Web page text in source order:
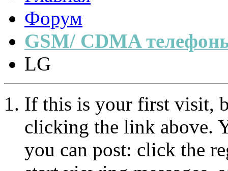
Форум
GSM/ CDMA
LG
If this is your first visit,
clicking the link above.
you can post: click the